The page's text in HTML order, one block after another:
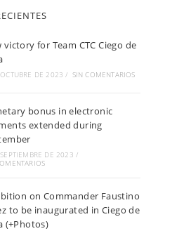
victory for Team CTC Ciego de
DE 2023 / SIN COMENTARIOS
bonus in electronic
extended during
DE 2023 /
on Commander Faustino
to be inaugurated in Ciego de
(+Photos)